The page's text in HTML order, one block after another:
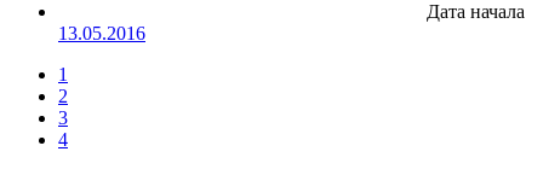
Дата начала
13.05.2016
1
2
3
4